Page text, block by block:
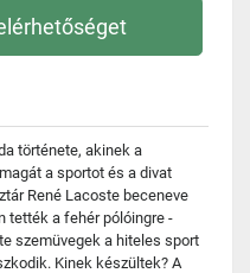
története, akinek a
a sportot és a divat
René Lacoste beceneve
tették a fehér pólóingre -
szemüvegek a hiteles sport
Kinek készültek? A